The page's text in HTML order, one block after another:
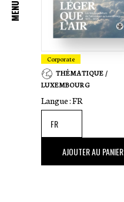
MENU
Cuisine
Théâtre
Tourisme
fr
Corporate
THÉMATIQUE /
LUXEMBOURG
Langue :FR
,00 €
AJOUTER AU PANIER